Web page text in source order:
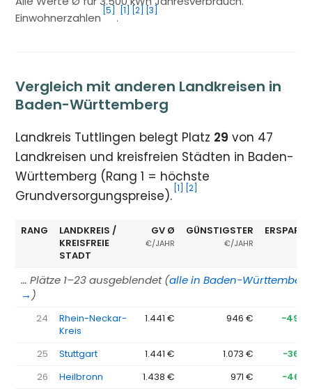
Einwohnerzahlen
[5]
.
[1] [2] [3]
Vergleich mit anderen Landkreisen in
Baden-Württemberg
Landkreis Tuttlingen belegt Platz 29 von 47
Landkreisen und kreisfreien Städten in Baden-
Württemberg (Rang 1 = höchste
Grundversorgungspreise). [1] [2]
RANG
LANDKREIS /
KREISFREIE
STADT
GV Ø
€/JAHR
GÜNSTIGSTER
€/JAHR
… Plätze 1–23 ausgeblendet (alle in Baden-Württemberg
→ )
24
Rhein-Neckar-
Kreis
1.441 € 946 € −495
25 Stuttgart 1.441 € 1.073 €
−368
26
Heilbronn 1.438 € 971 € −467